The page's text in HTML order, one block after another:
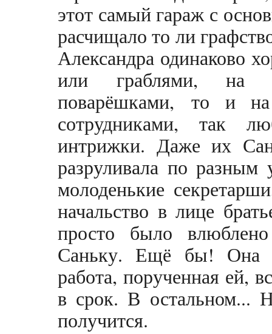
этот самый гараж с
расчищало то ли
Александра одинаково
или граблями, на
поварёшками, то и
сотрудниками, так
интрижки. Даже их
разруливала по разным
молоденькие
начальство в лице
просто было
Саньку. Ещё бы! Она
работа, порученная ей,
в срок. В остальном...
получится.